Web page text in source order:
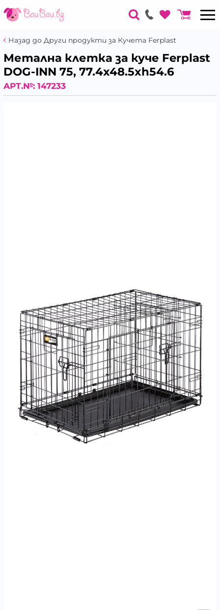
Назад до Други продукти за Кучета Ferplast
Метална клетка за куче Ferplast
DOG-INN 75, 77.4x48.5xh54.6
АРТ.№: 147233